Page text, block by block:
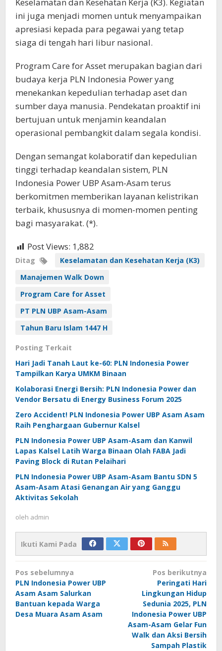
Keselamatan dan Kesehatan Kerja (K3). Kegiatan
ini juga menjadi momen untuk menyampaikan
apresiasi kepada para pegawai yang tetap
siaga di tengah hari libur nasional.
Program Care for Asset merupakan bagian dari
budaya kerja PLN Indonesia Power yang
menekankan kepedulian terhadap aset dan
sumber daya manusia. Pendekatan proaktif ini
bertujuan untuk menjamin keandalan
operasional pembangkit dalam segala kondisi.
Dengan semangat kolaboratif dan kepedulian
tinggi terhadap keandalan sistem, PLN
Indonesia Power UBP Asam-Asam terus
berkomitmen memberikan layanan kelistrikan
terbaik, khususnya di momen-momen penting
bagi masyarakat. (*).
Post Views: 1,882
Ditag
Keselamatan dan Kesehatan Kerja (K3)
Manajemen Walk Down
Program Care for Asset
PT PLN UBP Asam-Asam
Tahun Baru Islam 1447 H
Posting Terkait
Hari Jadi Tanah Laut ke-60: PLN Indonesia Power
Tampilkan Karya UMKM Binaan
Kolaborasi Energi Bersih: PLN Indonesia Power dan
Vendor Bersatu di Energy Business Forum 2025
Zero Accident! PLN Indonesia Power UBP Asam Asam
Raih Penghargaan Gubernur Kalsel
PLN Indonesia Power UBP Asam-Asam dan Kanwil
Lapas Kalsel Latih Warga Binaan Olah FABA Jadi
Paving Block di Rutan Pelaihari
PLN Indonesia Power UBP Asam-Asam Bantu SDN 5
Asam-Asam Atasi Genangan Air yang Ganggu
Aktivitas Sekolah
oleh admin
Ikuti Kami Pada
Navigasi
pos
Pos sebelumnya
PLN Indonesia Power UBP
Asam Asam Salurkan
Bantuan kepada Warga
Desa Muara Asam Asam
Pos berikutnya
Peringati Hari
Lingkungan Hidup
Sedunia 2025, PLN
Indonesia Power UBP
Asam-Asam Gelar Fun
Walk dan Aksi Bersih
Sampah Plastik